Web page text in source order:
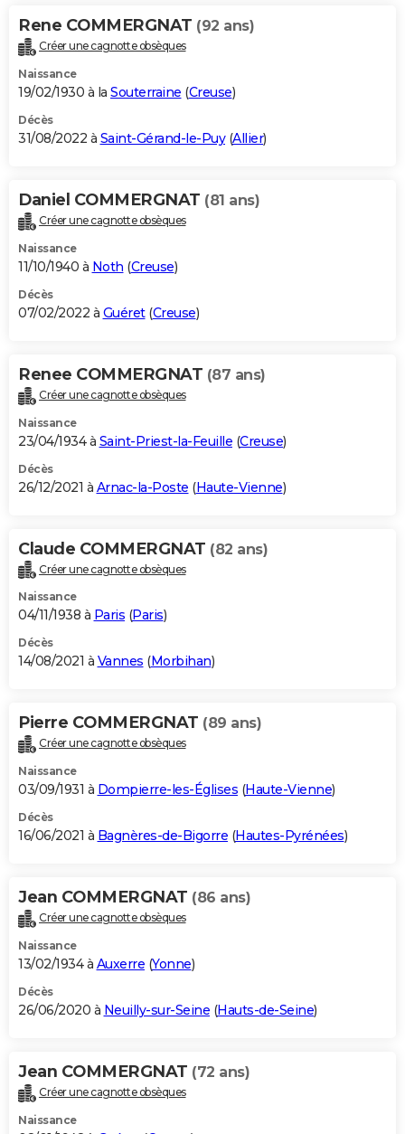
Rene COMMERGNAT (92 ans)
Créer une cagnotte obsèques
Naissance
19/02/1930 à la Souterraine (Creuse)
Décès
31/08/2022 à Saint-Gérand-le-Puy(Allier)
Daniel COMMERGNAT (81 ans)
Créer une cagnotte obsèques
Naissance
11/10/1940 à Noth (Creuse)
Décès
07/02/2022 à Guéret(Creuse)
Renee COMMERGNAT (87 ans)
Créer une cagnotte obsèques
Naissance
23/04/1934 à Saint-Priest-la-Feuille (Creuse)
Décès
26/12/2021 à Arnac-la-Poste (Haute-Vienne)
Claude COMMERGNAT (82 ans)
Créer une cagnotte obsèques
Naissance
04/11/1938 à Paris (Paris)
Décès
14/08/2021 à Vannes (Morbihan)
Pierre COMMERGNAT (89 ans)
Créer une cagnotte obsèques
Naissance
03/09/1931 à Dompierre-les-Églises (Haute-Vienne)
Décès
16/06/2021 à Bagnères-de-Bigorre (Hautes-Pyrénées)
Jean COMMERGNAT (86 ans)
Créer une cagnotte obsèques
Naissance
13/02/1934 à Auxerre (Yonne)
Décès
26/06/2020 à Neuilly-sur-Seine (Hauts-de-Seine)
Jean COMMERGNAT (72 ans)
Créer une cagnotte obsèques
Naissance